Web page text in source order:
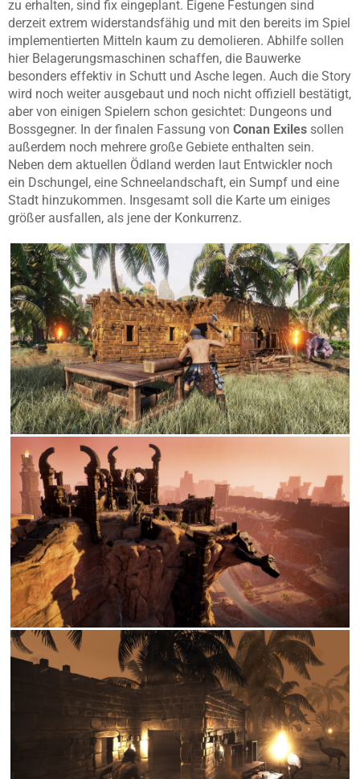
zu erhalten, sind fix eingeplant. Eigene Festungen sind
derzeit extrem widerstandsfähig und mit den bereits im Spiel
implementierten Mitteln kaum zu demolieren. Abhilfe sollen
hier Belagerungsmaschinen schaffen, die Bauwerke
besonders effektiv in Schutt und Asche legen. Auch die Story
wird noch weiter ausgebaut und noch nicht offiziell bestätigt,
aber von einigen Spielern schon gesichtet: Dungeons und
Bossgegner. In der finalen Fassung von Conan Exiles sollen
außerdem noch mehrere große Gebiete enthalten sein.
Neben dem aktuellen Ödland werden laut Entwickler noch
ein Dschungel, eine Schneelandschaft, ein Sumpf und eine
Stadt hinzukommen. Insgesamt soll die Karte um einiges
größer ausfallen, als jene der Konkurrenz.